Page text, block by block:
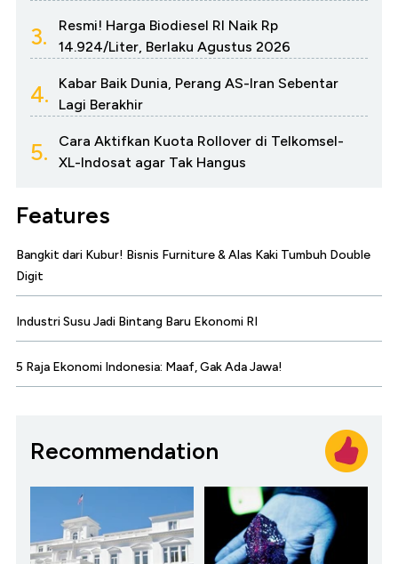
3.
Resmi! Harga Biodiesel RI Naik Rp
14.924/Liter, Berlaku Agustus 2026
4.
Kabar Baik Dunia, Perang AS-Iran Sebentar
Lagi Berakhir
5.
Cara Aktifkan Kuota Rollover di Telkomsel-
XL-Indosat agar Tak Hangus
Features
Bangkit dari Kubur! Bisnis Furniture & Alas Kaki Tumbuh Double
Digit
Industri Susu Jadi Bintang Baru Ekonomi RI
5 Raja Ekonomi Indonesia: Maaf, Gak Ada Jawa!
Recommendation